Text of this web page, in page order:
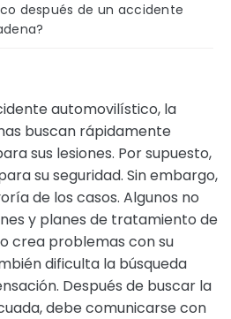
después de un accidente
automovilístico, la
buscan rápidamente
sus lesiones. Por supuesto,
su seguridad. Sin embargo,
de los casos. Algunos no
y planes de tratamiento de
crea problemas con su
dificulta la búsqueda
Después de buscar la
debe comunicarse con